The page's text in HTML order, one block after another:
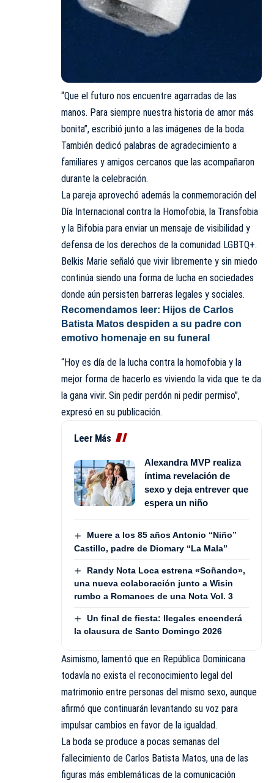
“Que el futuro nos encuentre agarradas de las
manos. Para siempre nuestra historia de amor más
bonita”, escribió junto a las imágenes de la boda.
También dedicó palabras de agradecimiento a
familiares y amigos cercanos que las acompañaron
durante la celebración.
La pareja aprovechó además la conmemoración del
Día Internacional contra la Homofobia, la Transfobia
y la Bifobia para enviar un mensaje de visibilidad y
defensa de los derechos de la comunidad LGBTQ+.
Belkis Marie señaló que vivir libremente y sin miedo
continúa siendo una forma de lucha en sociedades
donde aún persisten barreras legales y sociales.
Recomendamos leer: Hijos de Carlos
Batista Matos despiden a su padre con
emotivo homenaje en su funeral
“Hoy es día de la lucha contra la homofobia y la
mejor forma de hacerlo es viviendo la vida que te da
la gana vivir. Sin pedir perdón ni pedir permiso”,
expresó en su publicación.
Leer Más
Alexandra MVP realiza
íntima revelación de
sexo y deja entrever que
espera un niño
Muere a los 85 años Antonio “Niño”
Castillo, padre de Diomary “La Mala”
Randy Nota Loca estrena «Soñando»,
una nueva colaboración junto a Wisin
rumbo a Romances de una Nota Vol. 3
Un final de fiesta: Ilegales encenderá
la clausura de Santo Domingo 2026
Asimismo, lamentó que en República Dominicana
todavía no exista el reconocimiento legal del
matrimonio entre personas del mismo sexo, aunque
afirmó que continuarán levantando su voz para
impulsar cambios en favor de la igualdad.
La boda se produce a pocas semanas del
fallecimiento de Carlos Batista Matos, una de las
figuras más emblemáticas de la comunicación